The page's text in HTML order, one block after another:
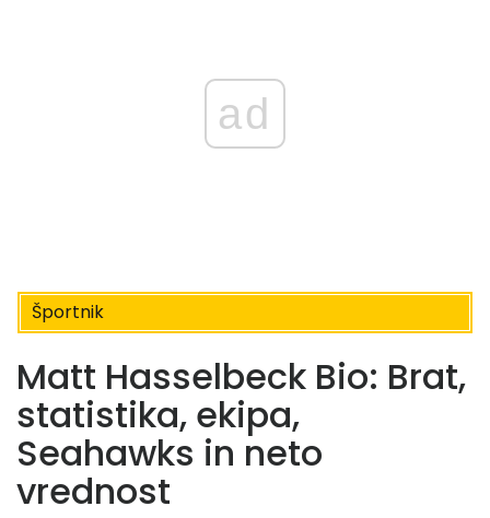
ad
Športnik
Matt Hasselbeck Bio: Brat,
statistika, ekipa,
Seahawks in neto
vrednost